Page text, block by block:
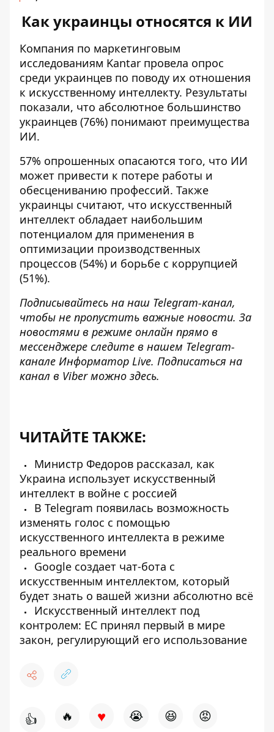
Как украинцы относятся к ИИ
Компания по маркетинговым
исследованиям Kantar провела опрос
среди украинцев по поводу их отношения
к искусственному интеллекту. Результаты
показали, что абсолютное большинство
украинцев (76%) понимают преимущества
ИИ.
57% опрошенных опасаются того, что ИИ
может привести к потере работы и
обесцениванию профессий. Также
украинцы считают, что искусственный
интеллект обладает наибольшим
потенциалом для применения в
оптимизации производственных
процессов (54%) и борьбе с коррупцией
(51%).
Подписывайтесь на наш Telegram-канал,
чтобы не пропустить важные новости. За
новостями в режиме онлайн прямо в
мессенджере следите в нашем Telegram-
канале Информатор Live. Подписаться на
канал в Viber можно здесь.
ЧИТАЙТЕ ТАКЖЕ:
Министр Федоров рассказал, как
Украина использует искусственный
интеллект в войне с россией
В Telegram появилась возможность
изменять голос с помощью
искусственного интеллекта в режиме
реального времени
Google создает чат-бота с
искусственным интеллектом, который
будет знать о вашей жизни абсолютно всё
Искусственный интеллект под
контролем: ЕС принял первый в мире
закон, регулирующий его использование
👍 🔥 ♥ 😭 😆 😡